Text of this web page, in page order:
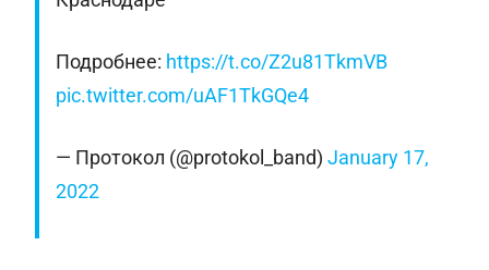
Подробнее: https://t.co/Z2u81TkmVB
pic.twitter.com/uAF1TkGQe4
— Протокол (@protokol_band)January 17,
2022